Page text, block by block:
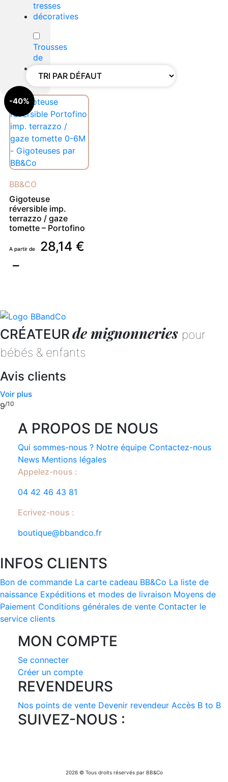
tresses
décoratives
Trousses
de
toilette
-40%
BB&CO
Gigoteuse
réversible imp.
terrazzo / gaze
tomette – Portofino
28,14 €
–
28,14 €
à
42,32 €
a
plusieurs
variations.
Les
options
peuvent
être
choisies
sur
page
produit
CRÉATEURde mignonneries pour
bébés & enfants
Avis clients
Voir plus
9/10
A PROPOS DE NOUS
Qui sommes-nous ? Notre équipe Contactez-nous
News Mentions légales
Appelez-nous :
04 42 46 43 81
Ecrivez-nous :
boutique@bbandco.fr
INFOS CLIENTS
Bon de commande La carte cadeau BB&Co La liste de
naissance Expéditions et modes de livraison Moyens de
Paiement Conditions générales de vente Contacter le
service clients
MON COMPTE
Se connecter
Créer un compte
REVENDEURS
Nos points de vente Devenir revendeur Accès B to B
SUIVEZ-NOUS :
2026 © Tous droits réservés par BB&Co